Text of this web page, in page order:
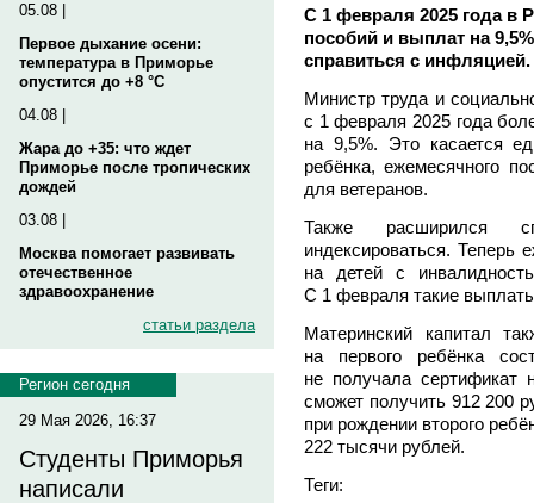
05.08 |
Первое дыхание осени:
температура в Приморье
опустится до +8 °C
04.08 |
Жара до +35: что ждет
Приморье после тропических
дождей
03.08 |
Москва помогает развивать
отечественное
здравоохранение
статьи раздела
Регион сегодня
29 Мая 2026, 16:37
Студенты Приморья
написали
С 1 февраля 2025 года в
пособий и выплат на
справиться с инфляцией.
Министр труда и
с 1 февраля 2025 года
на 9,5%. Это касается
ребёнка, ежемесячного
для ветеранов.
Также расширился
индексироваться. Теперь
на детей с
С 1 февраля такие
Материнский капитал
на первого ребёнка
не получала сертификат
сможет получить 912 200
при рождении второго
222 тысячи рублей.
Теги: